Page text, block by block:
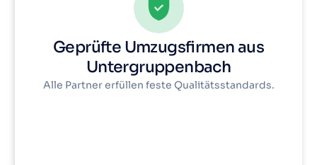
Geprüfte Umzugsfirmen aus
Untergruppenbach
Alle Partner erfüllen feste Qualitätsstandards.